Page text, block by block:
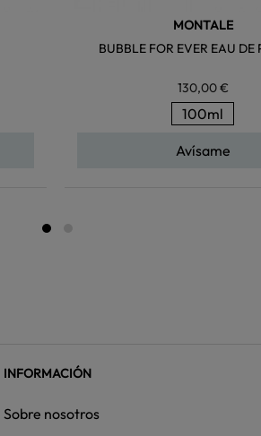
MONTALE
BUBBLE FOR EVER EAU DE
130,00 €
100ml
Avísame
INFORMACIÓN
Sobre nosotros